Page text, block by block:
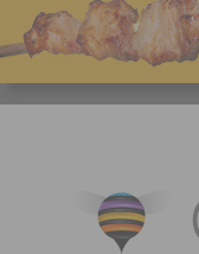
CityBee